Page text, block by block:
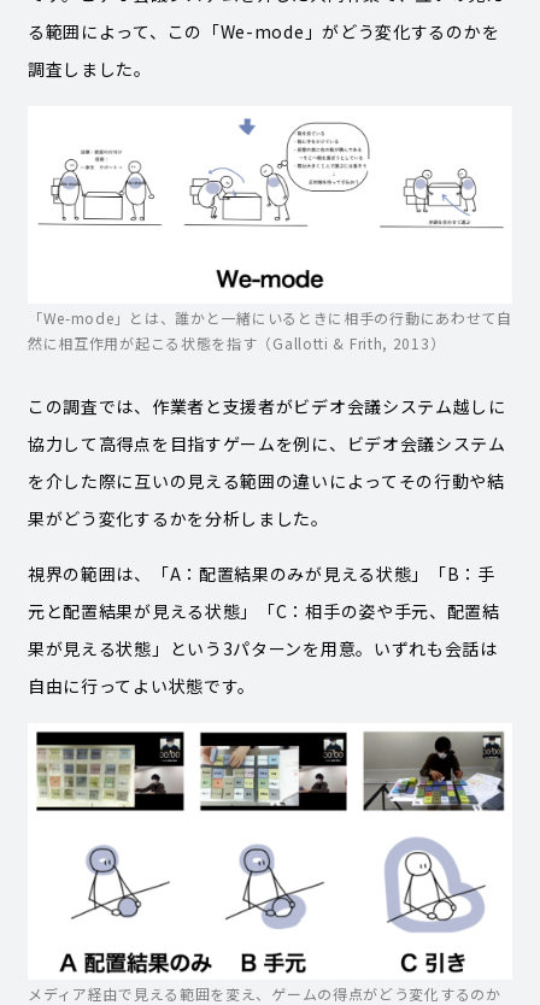
る範囲によって、この「We-mode」がどう変化するのかを
調査しました。
「We-mode」とは、誰かと一緒にいるときに相手の行動にあわせて自
然に相互作用が起こる状態を指す（Gallotti & Frith, 2013）
この調査では、作業者と支援者がビデオ会議システム越しに
協力して高得点を目指すゲームを例に、ビデオ会議システム
を介した際に互いの見える範囲の違いによってその行動や結
果がどう変化するかを分析しました。
視界の範囲は、「A：配置結果のみが見える状態」「B：手
元と配置結果が見える状態」「C：相手の姿や手元、配置結
果が見える状態」という3パターンを用意。いずれも会話は
自由に行ってよい状態です。
メディア経由で見える範囲を変え、ゲームの得点がどう変化するのか